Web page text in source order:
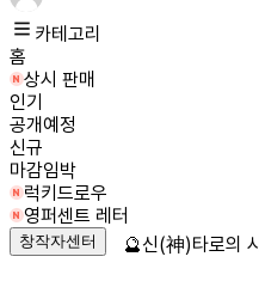
카테고리
홈
상시 판매
인기
공개예정
신규
마감임박
럭키드로우
영퍼센트 레터
창작자센터 🔮신(神)타로의